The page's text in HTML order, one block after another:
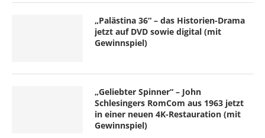
„Palästina 36“ – das Historien-Drama
jetzt auf DVD sowie digital (mit
Gewinnspiel)
„Geliebter Spinner“ – John
Schlesingers RomCom aus 1963 jetzt
in einer neuen 4K-Restauration (mit
Gewinnspiel)